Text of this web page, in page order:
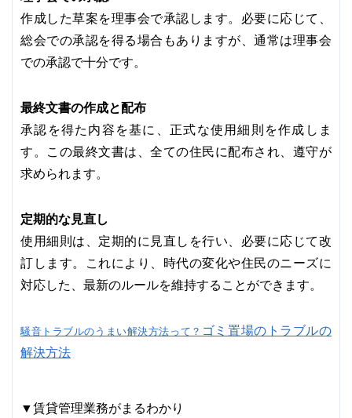
作成した草案を理事会で承認します。必要に応じて、
総会での承認を得る場合もありますが、通常は理事会
での承認で十分です。
最終文書の作成と配布
承認を得た内容を基に、正式な使用細則を作成しま
す。この最終文書は、全ての住民に配布され、遵守が
求められます。
定期的な見直し
使用細則は、定期的に見直しを行い、必要に応じて改
訂します。これにより、時代の変化や住民のニーズに
対応した、最新のルールを維持することができます。
騒音トラブルのうまい解決方法って？ ゴミ置場のトラブルの
解決方法
▼賃貸管理業務がまるわかり